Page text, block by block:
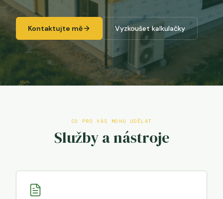
Kontaktujte mě Vyzkoušet kalkulačky
CO PRO VÁS MOHU UDĚLAT
Služby a nástroje